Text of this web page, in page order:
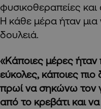
φυσικοθεραπείες
Η κάθε μέρα ήταν
δουλειά.
«Κάποιες μέρες ήταν
εύκολες, κάποιες
πρωί να σηκώνω τον
από το κρεβάτι και